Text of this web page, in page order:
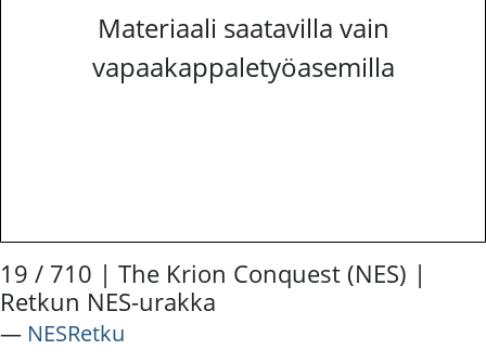
Materiaali saatavilla vain
vapaakappaletyöasemilla
19 / 710 | The Krion Conquest (NES) |
Retkun NES-urakka
― NESRetku